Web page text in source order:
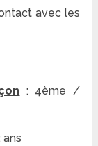
avec les
: 4ème /
ans